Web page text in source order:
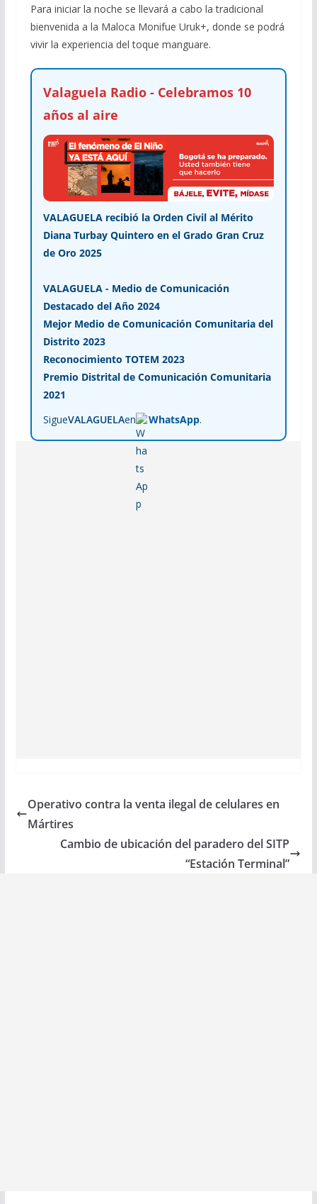
Para iniciar la noche se llevará a cabo la tradicional
bienvenida a la Maloca Monifue Uruk+, donde se podrá
vivir la experiencia del toque manguare.
Valaguela Radio - Celebramos 10
años al aire
VALAGUELA recibió la Orden Civil al Mérito
Diana Turbay Quintero en el Grado Gran Cruz
de Oro 2025
VALAGUELA - Medio de Comunicación
Destacado del Año 2024
Mejor Medio de Comunicación Comunitaria del
Distrito 2023
Reconocimiento TOTEM 2023
Premio Distrital de Comunicación Comunitaria
2021
SigueVALAGUELAen WhatsApp.
Operativo contra la venta ilegal de celulares en
Mártires
Cambio de ubicación del paradero del SITP
“Estación Terminal”